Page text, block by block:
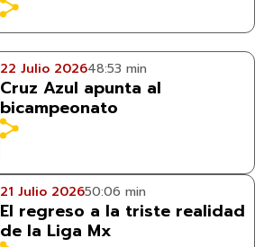
22 Julio 202648:53 min
Cruz Azul apunta al
bicampeonato
21 Julio 202650:06 min
El regreso a la triste realidad
de la Liga Mx